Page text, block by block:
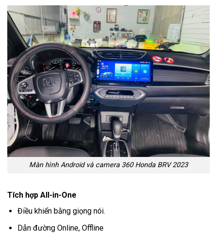
Màn hình Android và camera 360 Honda BRV 2023
Tích hợp All-in-One
Điều khiển bằng giọng nói.
Dẫn đường Online, Offline